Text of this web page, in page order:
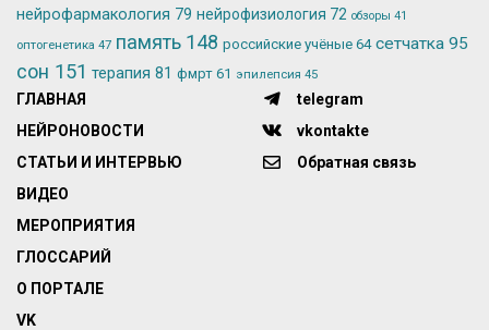
нейрофармакология 79 нейрофизиология 72 обзоры 41
оптогенетика 47 память 148 российские учёные 64 сетчатка 95
сон 151 терапия 81 фмрт 61 эпилепсия 45
ГЛАВНАЯ
НЕЙРОНОВОСТИ
СТАТЬИ И ИНТЕРВЬЮ
ВИДЕО
МЕРОПРИЯТИЯ
ГЛОССАРИЙ
О ПОРТАЛЕ
VK
telegram
vkontakte
Обратная связь